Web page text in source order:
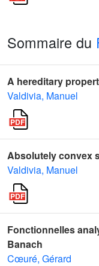
Sommaire du
A hereditary
Valdivia, Manuel
Absolutely convex
Valdivia, Manuel
Fonctionnelles
Banach
Cœuré, Gérard